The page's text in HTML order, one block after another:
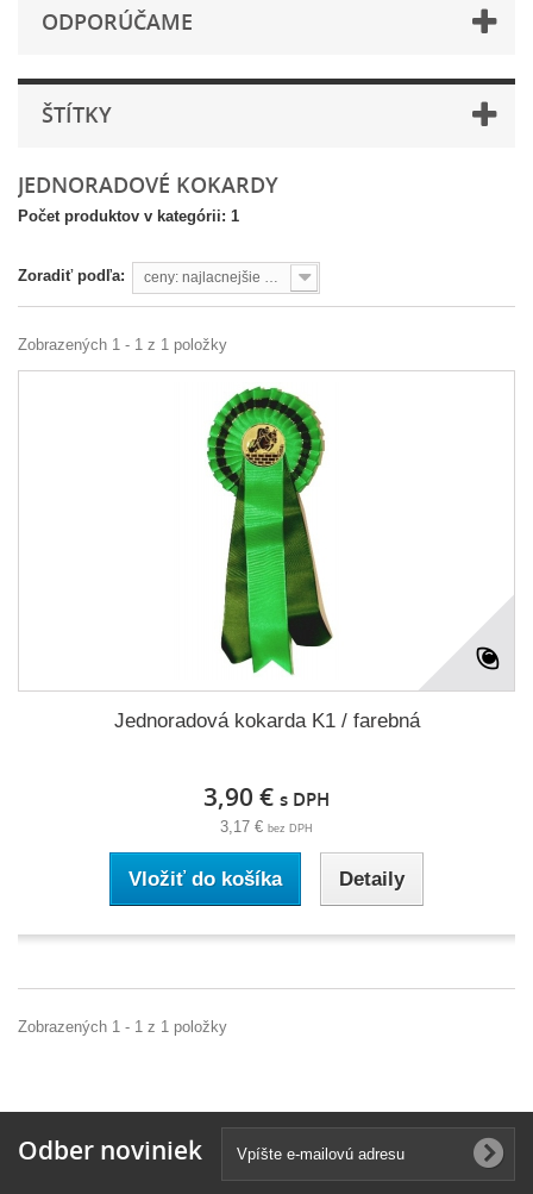
ODPORÚČAME
ŠTÍTKY
JEDNORADOVÉ KOKARDY
Počet produktov v kategórii: 1
Zoradiť podľa:
Zobrazených 1 - 1 z 1 položky
Jednoradová kokarda K1 / farebná
3,90 € s DPH
3,17 € bez DPH
Vložiť do košíka Detaily
Zobrazených 1 - 1 z 1 položky
Odber noviniek